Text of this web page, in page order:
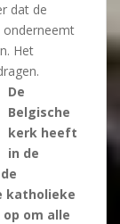
dat de
onderneemt
Het
De
Belgische
kerk heeft
in de
katholieke
om alle